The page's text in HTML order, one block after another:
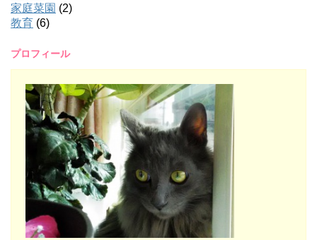
家庭菜園 (2)
教育 (6)
プロフィール